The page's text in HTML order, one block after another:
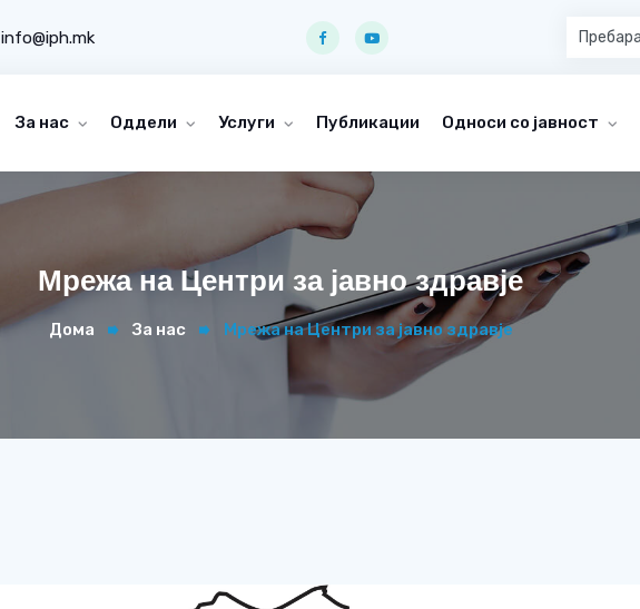
info@iph.mk
За нас Оддели Услуги Публикации Односи со јавност
Мрежа на Центри за јавно здравје
Дома За нас Мрежа на Центри за јавно здравје